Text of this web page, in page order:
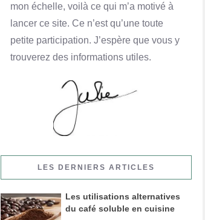
mon échelle, voilà ce qui m’a motivé à
lancer ce site. Ce n’est qu’une toute
petite participation. J’espère que vous y
trouverez des informations utiles.
LES DERNIERS ARTICLES
Les utilisations alternatives
du café soluble en cuisine